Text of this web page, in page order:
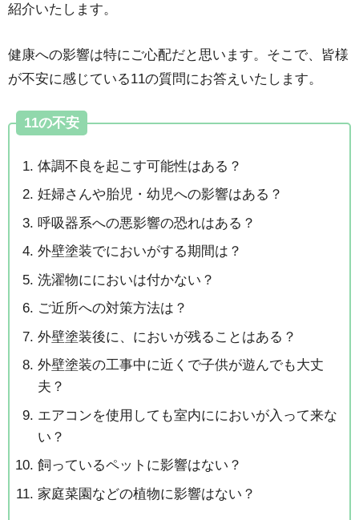
紹介いたします。
健康への影響は特にご心配だと思います。そこで、皆様
が不安に感じている11の質問にお答えいたします。
11の不安
体調不良を起こす可能性はある？
妊婦さんや胎児・幼児への影響はある？
呼吸器系への悪影響の恐れはある？
外壁塗装でにおいがする期間は？
洗濯物ににおいは付かない？
ご近所への対策方法は？
外壁塗装後に、においが残ることはある？
外壁塗装の工事中に近くで子供が遊んでも大丈
夫？
エアコンを使用しても室内ににおいが入って来な
い？
飼っているペットに影響はない？
家庭菜園などの植物に影響はない？